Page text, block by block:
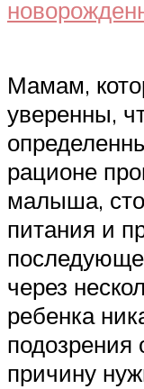
Мамам,
уверенны,
рационе
малыша,
питания и
через
ребенка
причину